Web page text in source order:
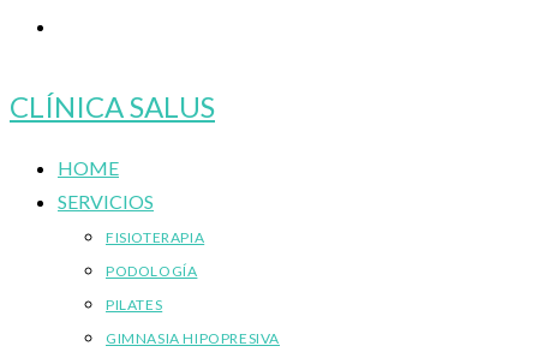
CLÍNICA SALUS
HOME
SERVICIOS
FISIOTERAPIA
PODOLOGÍA
PILATES
GIMNASIA HIPOPRESIVA